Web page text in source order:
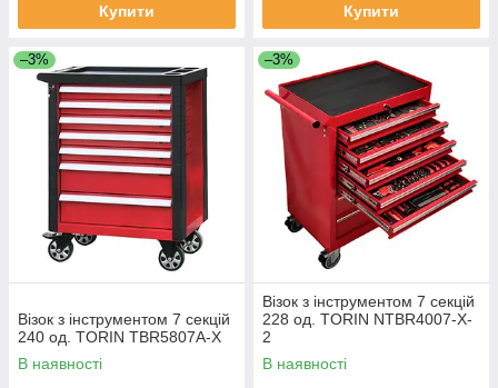
Купити Купити
–3%
Візок з інструментом 7 секцій
240 од. TORIN TBR5807A-X
В наявності
–3%
Візок з інструментом 7 секцій
228 од. TORIN NTBR4007-X-
2
В наявності